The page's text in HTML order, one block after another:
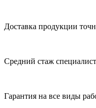
Доставка продукции
Средний стаж
Гарантия на все виды